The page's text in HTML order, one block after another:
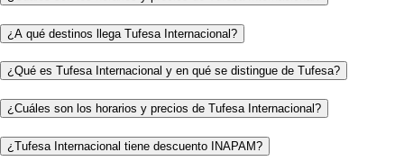
¿A qué destinos llega Tufesa Internacional?
¿Qué es Tufesa Internacional y en qué se distingue de Tufesa?
¿Cuáles son los horarios y precios de Tufesa Internacional?
¿Tufesa Internacional tiene descuento INAPAM?